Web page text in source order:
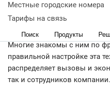
Местные городские номера
Тарифы на связь
Поиск Продукты
Голосовое меню, или IVR
интерактивное голосовое
система для обработки
Многие знакомы с ним по
правильной настройке эта
распределяет вызовы и
так и сотрудников компании.